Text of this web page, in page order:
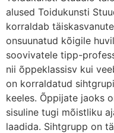
alused Toidukunsti
korraldab
onsuunatud kõigile
soovivatele tipp-
nii õppeklassisv kui
on korraldatud
keeles. Õppijate jaoks
sisuline tugi mõistliku
laadida. Sihtgrupp on